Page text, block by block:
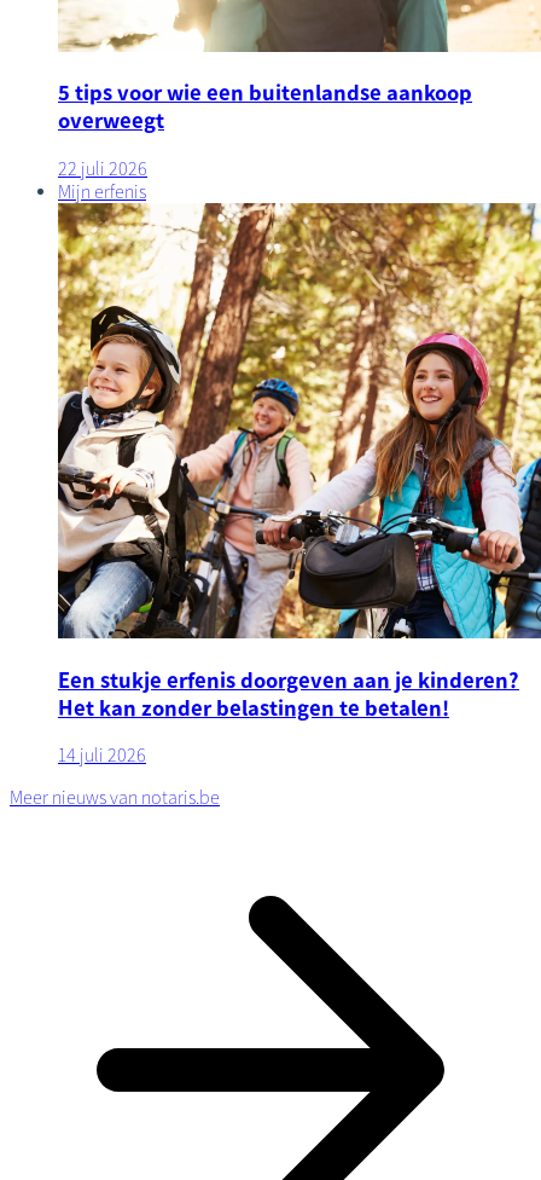
5 tips voor wie een buitenlandse aankoop
overweegt
22 juli 2026
Mijn erfenis
Een stukje erfenis doorgeven aan je kinderen?
Het kan zonder belastingen te betalen!
14 juli 2026
Meer nieuws van notaris.be